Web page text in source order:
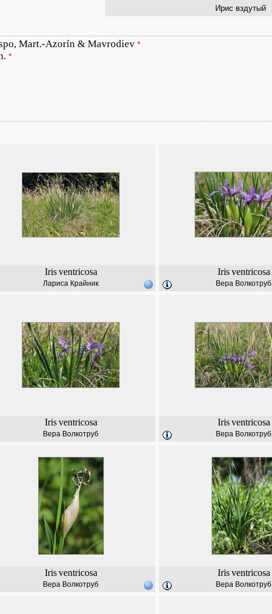
Ирис вздутый
Mart.-Azorín & Mavrodiev *
*
Iris ventricosa
Лариса Крайник
Iris ventricosa
Вера Волкотруб
Iris ventricosa
Вера Волкотруб
Iris ventricosa
Вера Волкотруб
Iris ventricosa
Вера Волкотруб
Iris ventricosa
Вера Волкотруб